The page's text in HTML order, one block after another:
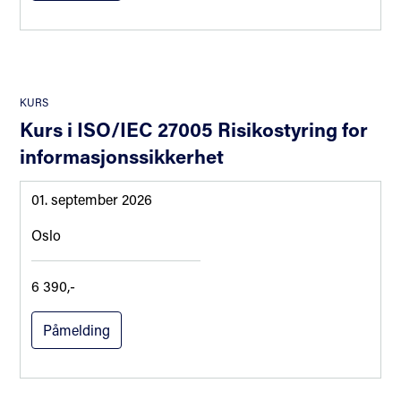
KURS
Kurs i ISO/IEC 27005 Risikostyring for
informasjonssikkerhet
01. september 2026
Oslo
6 390,-
Påmelding